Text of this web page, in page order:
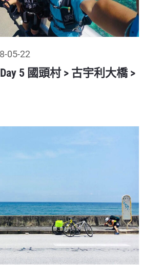
05-22
5 國頭村 > 古宇利大橋 >